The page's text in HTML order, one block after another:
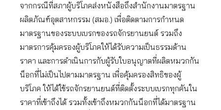
จากกรณีที่สภาผู้บริโภคส่งหนังสือถึงสำนักงานมาตรฐาน
ผลิตภัณฑ์อุตสาหกรรม (สมอ.) เพื่อติดตามการกำหนด
มาตรฐานของระบบเบรกของรถจักรยานยนต์ รวมถึง
มาตรการคุ้มครองผู้บริโภคให้ได้รับความเป็นธรรมด้าน
ราคา และการดำเนินการกับผู้รับใบอนุญาตที่ผลิตหมวกกัน
น็อกที่ไม่เป็นไปตามมาตรฐาน เพื่อคุ้มครองสิทธิของผู้
บริโภค ให้ได้ใช้รถจักรยานยนต์ที่ติดตั้งระบบเบรกทุกคันใน
ราคาที่เข้าถึงได้ รวมทั้งเข้าถึงหมวกกันน็อกที่ได้มาตรฐาน